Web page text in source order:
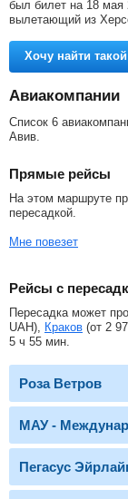
был билет на 18 мая
вылетающий из
Хочу найти
Авиакомпании
Список 6
Авив.
Прямые рейсы
На этом маршруте
пересадкой.
Мне повезет
Рейсы с
Пересадка может
UAH), Краков (от 2
5 ч 55 мин.
Роза Ветров
МАУ -
Пегасус